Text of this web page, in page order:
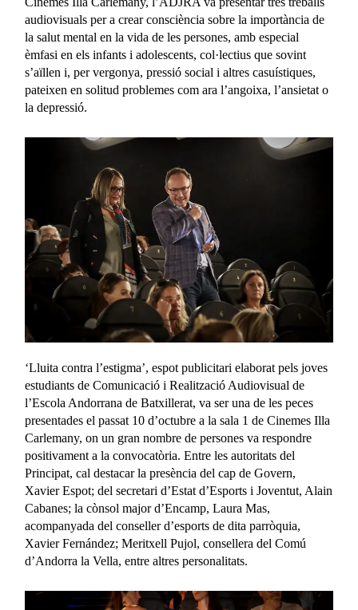
audiovisuals per a crear consciència sobre la importància de
la salut mental en la vida de les persones, amb especial
èmfasi en els infants i adolescents, col·lectius que sovint
s’aïllen i, per vergonya, pressió social i altres casuístiques,
pateixen en solitud problemes com ara l’angoixa, l’ansietat o
la depressió.
‘Lluita contra l’estigma’, espot publicitari elaborat pels joves
estudiants de Comunicació i Realització Audiovisual de
l’Escola Andorrana de Batxillerat, va ser una de les peces
presentades el passat 10 d’octubre a la sala 1 de Cinemes Illa
Carlemany, on un gran nombre de persones va respondre
positivament a la convocatòria. Entre les autoritats del
Principat, cal destacar la presència del cap de Govern,
Xavier Espot; del secretari d’Estat d’Esports i Joventut, Alain
Cabanes; la cònsol major d’Encamp, Laura Mas,
acompanyada del conseller d’esports de dita parròquia,
Xavier Fernández; Meritxell Pujol, consellera del Comú
d’Andorra la Vella, entre altres personalitats.